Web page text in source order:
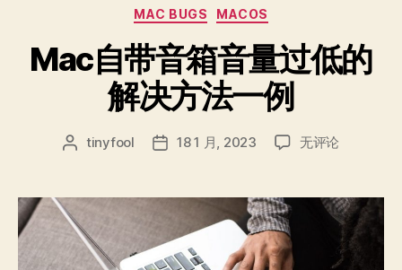
分
MAC BUGS MACOS
Mac自带音箱音量过低的
解决方法一例
文
者
tinyfool
发
期
18 1 月, 2023
Mac
音
无评论